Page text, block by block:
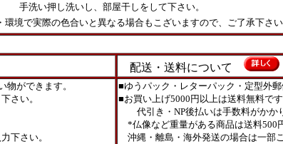
手洗い押し洗いし、部屋干しをして下さい。
環境で実際の色合いと異なる場合もこざいますので、ご了承下さい
配送・送料について
物ができます。
さい。
下さい。
■ゆうパック・レターパック・定型外郵
■お買い上げ5000円以上は送料無料です
代引き・NP後払いは手数料がかか
*仏像など重量がある商品は送料500
沖縄・離島・海外発送の場合は一部